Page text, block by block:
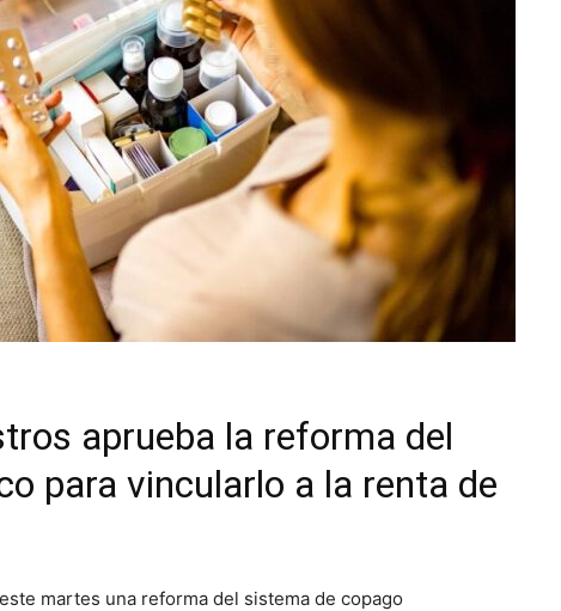
aprueba la reforma del
para vincularlo a la renta de
martes una reforma del sistema de copago